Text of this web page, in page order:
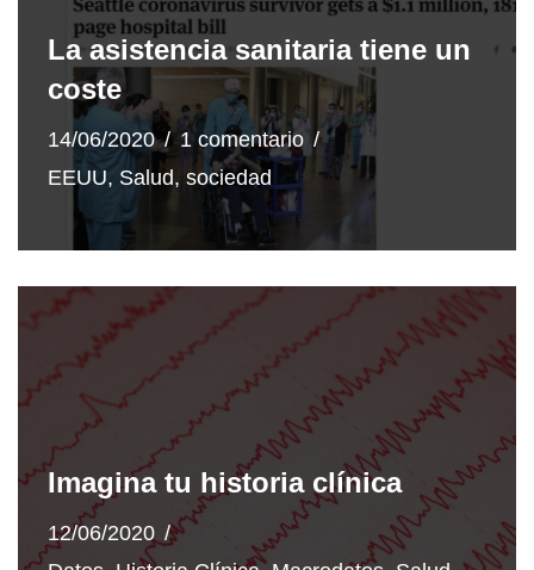
La asistencia sanitaria tiene un
coste
14/06/2020
1 comentario
EEUU, Salud, sociedad
Imagina tu historia clínica
12/06/2020